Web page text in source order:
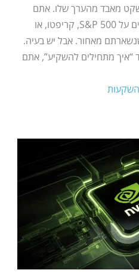
מאבד מהערך שלו. אתם
שומעים חברים בעבודה מדברים על S&P 500, קריפטו, או
מאחור. אבל יש בעיה.
מתחילים להשקיע”, אתם